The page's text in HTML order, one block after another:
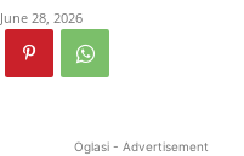
June 28, 2026
Oglasi - Advertisement